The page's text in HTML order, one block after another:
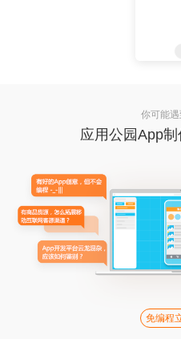
你可能
应用公园App
免编程